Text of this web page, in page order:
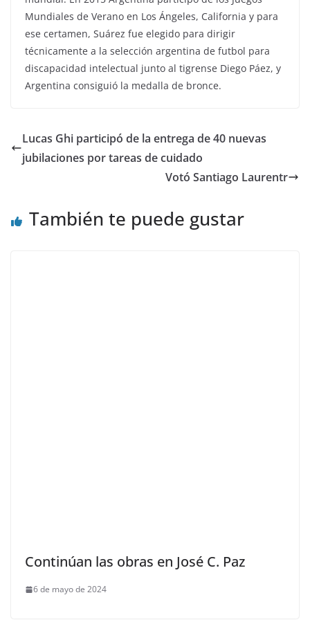
Mundiales de Verano en Los Ángeles, California y para
ese certamen, Suárez fue elegido para dirigir
técnicamente a la selección argentina de futbol para
discapacidad intelectual junto al tigrense Diego Páez, y
Argentina consiguió la medalla de bronce.
Lucas Ghi participó de la entrega de 40 nuevas
jubilaciones por tareas de cuidado
Votó Santiago Laurentr
También te puede gustar
Continúan las obras en José C. Paz
6 de mayo de 2024